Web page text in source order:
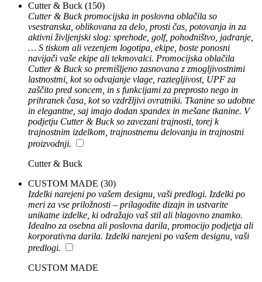
Cutter & Buck (150)
Cutter & Buck promocijska in poslovna oblačila so
vsestranska, oblikovana za delo, prosti čas, potovanja in za
aktivni življenjski slog: sprehode, golf, pohodništvo, jadranje,
… S tiskom ali vezenjem logotipa, ekipe, boste ponosni
navijači vaše ekipe ali tekmovalci. Promocijska oblačila
Cutter & Buck so premišljeno zasnovana z zmogljivostnimi
lastnostmi, kot so odvajanje vlage, raztegljivost, UPF za
zaščito pred soncem, in s funkcijami za preprosto nego in
prihranek časa, kot so vzdržljivi ovratniki. Tkanine so udobne
in elegantne, saj imajo dodan spandex in mešane tkanine. V
podjetju Cutter & Buck so zavezani trajnosti, torej k
trajnostnim izdelkom, trajnostnemu delovanju in trajnostni
proizvodnji.
Cutter & Buck
CUSTOM MADE (30)
Izdelki narejeni po vašem designu, vaši predlogi. Izdelki po
meri za vse priložnosti – prilagodite dizajn in ustvarite
unikatne izdelke, ki odražajo vaš stil ali blagovno znamko.
Idealno za osebna ali poslovna darila, promocijo podjetja ali
korporativna darila. Izdelki narejeni po vašem designu, vaši
predlogi.
CUSTOM MADE